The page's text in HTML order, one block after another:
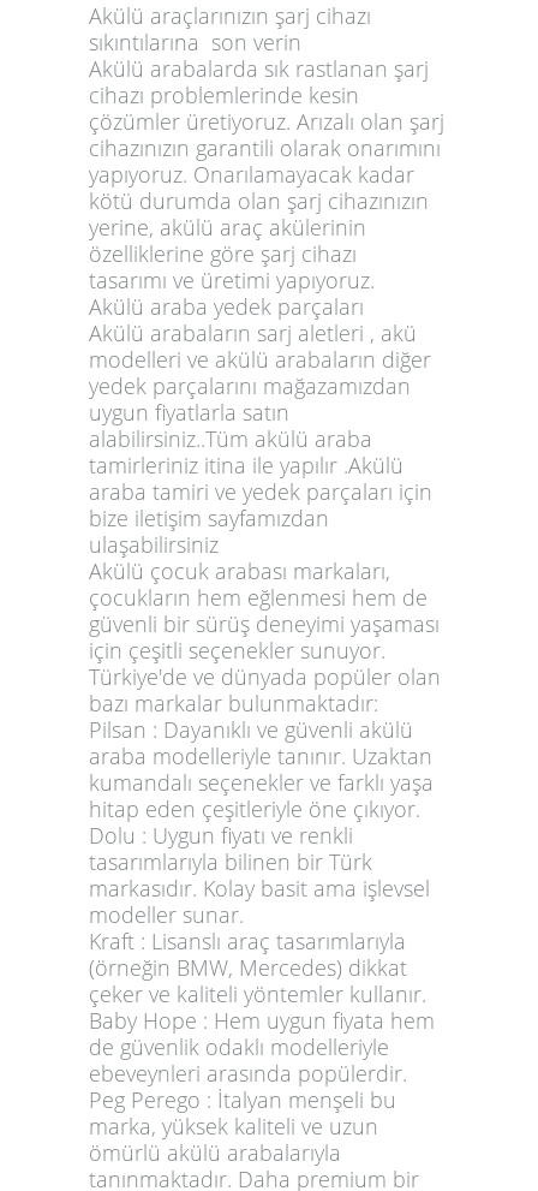
Akülü araçlarınızın şarj cihazı
sıkıntılarına son verin
Akülü arabalarda sık rastlanan şarj
cihazı problemlerinde kesin
çözümler üretiyoruz. Arızalı olan şarj
cihazınızın garantili olarak onarımını
yapıyoruz. Onarılamayacak kadar
kötü durumda olan şarj cihazınızın
yerine, akülü araç akülerinin
özelliklerine göre şarj cihazı
tasarımı ve üretimi yapıyoruz.
Akülü araba yedek parçaları
Akülü arabaların sarj aletleri , akü
modelleri ve akülü arabaların diğer
yedek parçalarını mağazamızdan
uygun fiyatlarla satın
alabilirsiniz..Tüm akülü araba
tamirleriniz itina ile yapılır .Akülü
araba tamiri ve yedek parçaları için
bize iletişim sayfamızdan
ulaşabilirsiniz
Akülü çocuk arabası markaları,
çocukların hem eğlenmesi hem de
güvenli bir sürüş deneyimi yaşaması
için çeşitli seçenekler sunuyor.
Türkiye'de ve dünyada popüler olan
bazı markalar bulunmaktadır:
Pilsan : Dayanıklı ve güvenli akülü
araba modelleriyle tanınır. Uzaktan
kumandalı seçenekler ve farklı yaşa
hitap eden çeşitleriyle öne çıkıyor.
Dolu : Uygun fiyatı ve renkli
tasarımlarıyla bilinen bir Türk
markasıdır. Kolay basit ama işlevsel
modeller sunar.
Kraft : Lisanslı araç tasarımlarıyla
(örneğin BMW, Mercedes) dikkat
çeker ve kaliteli yöntemler kullanır.
Baby Hope : Hem uygun fiyata hem
de güvenlik odaklı modelleriyle
ebeveynleri arasında popülerdir.
Peg Perego : İtalyan menşeli bu
marka, yüksek kaliteli ve uzun
ömürlü akülü arabalarıyla
tanınmaktadır. Daha premium bir